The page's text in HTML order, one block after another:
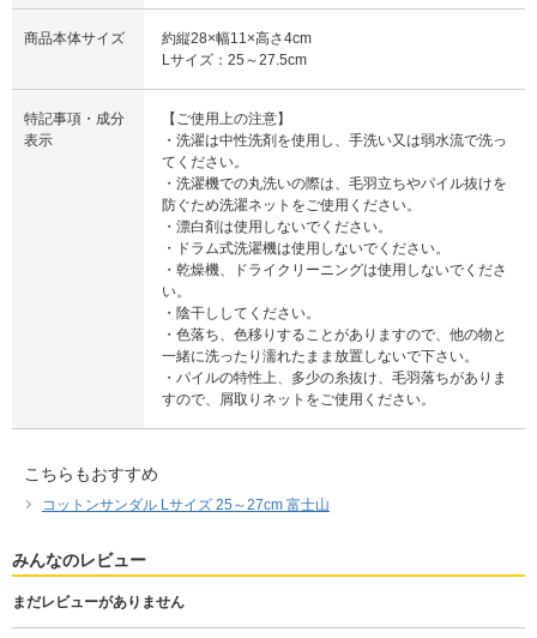
商品本体サイズ
約縦28×幅11×高さ4cm
Lサイズ：25～27.5cm
特記事項・成分
表示
【ご使用上の注意】
・洗濯は中性洗剤を使用し、手洗い又は弱水流で洗っ
てください。
・洗濯機での丸洗いの際は、毛羽立ちやパイル抜けを
防ぐため洗濯ネットをご使用ください。
・漂白剤は使用しないでください。
・ドラム式洗濯機は使用しないでください。
・乾燥機、ドライクリーニングは使用しないでくださ
い。
・陰干ししてください。
・色落ち、色移りすることがありますので、他の物と
一緒に洗ったり濡れたまま放置しないで下さい。
・パイルの特性上、多少の糸抜け、毛羽落ちがありま
すので、屑取りネットをご使用ください。
こちらもおすすめ
コットンサンダル Lサイズ 25～27cm 富士山
みんなのレビュー
まだレビューがありません